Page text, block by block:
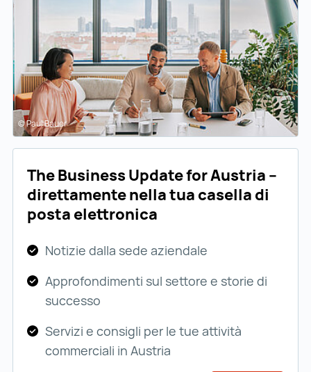
© Paul Bauer
The Business Update for Austria –
direttamente nella tua casella di
posta elettronica
Notizie dalla sede aziendale
Approfondimenti sul settore e storie di
successo
Servizi e consigli per le tue attività
commerciali in Austria